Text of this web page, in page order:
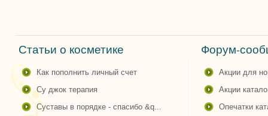
Статьи о косметике
как пополнить личный счет
су джок терапия
суставы в порядке - спасибо &q...
Форум-
акции для
акции
опечатки